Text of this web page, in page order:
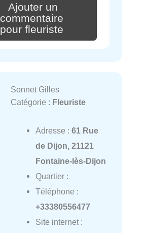
Ajouter un
commentaire
pour fleuriste
Sonnet Gilles
Catégorie : Fleuriste
Adresse : 61 Rue
de Dijon, 21121
Fontaine-lès-Dijon
Quartier :
Téléphone :
+33380556477
Site internet :